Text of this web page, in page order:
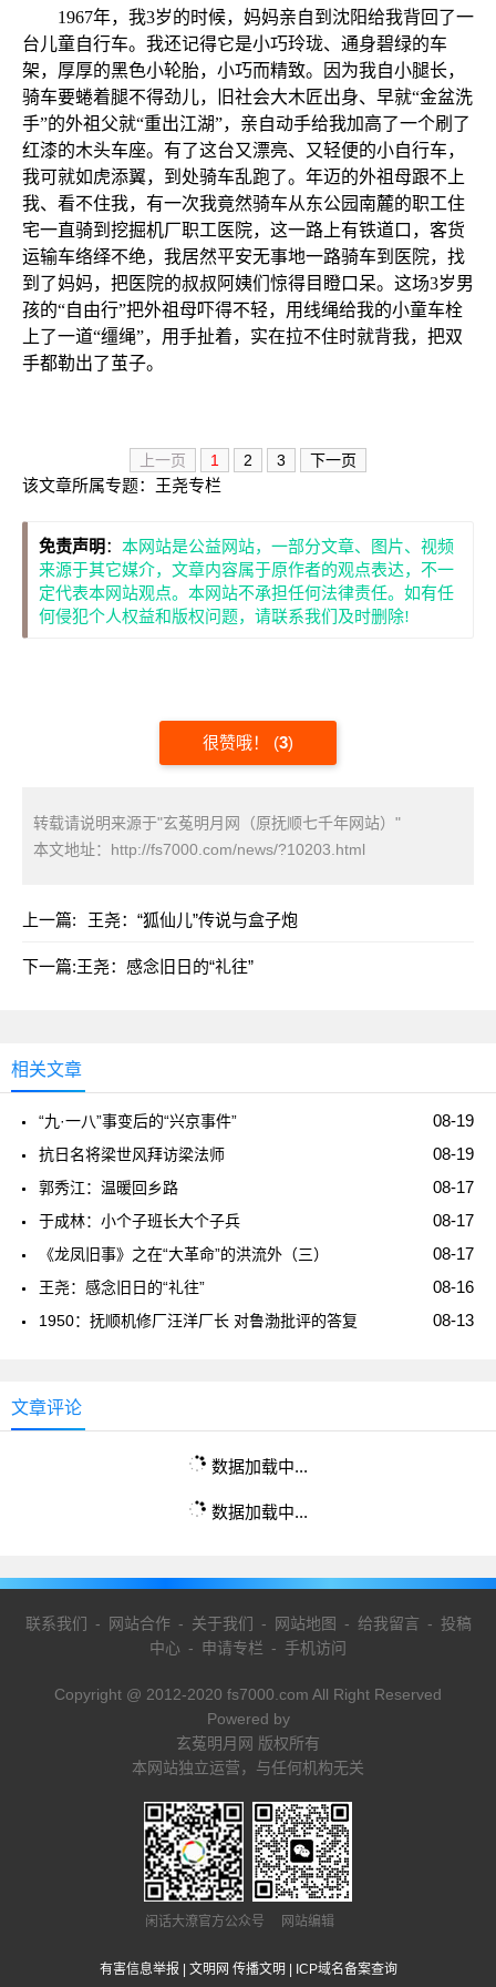
1967年，我3岁的时候，妈妈亲自到沈阳给我背回了一
台儿童自行车。我还记得它是小巧玲珑、通身碧绿的车
架，厚厚的黑色小轮胎，小巧而精致。因为我自小腿长，
骑车要蜷着腿不得劲儿，旧社会大木匠出身、早就“金盆洗
手”的外祖父就“重出江湖”，亲自动手给我加高了一个刷了
红漆的木头车座。有了这台又漂亮、又轻便的小自行车，
我可就如虎添翼，到处骑车乱跑了。年迈的外祖母跟不上
我、看不住我，有一次我竟然骑车从东公园南麓的职工住
宅一直骑到挖掘机厂职工医院，这一路上有铁道口，客货
运输车络绎不绝，我居然平安无事地一路骑车到医院，找
到了妈妈，把医院的叔叔阿姨们惊得目瞪口呆。这场3岁男
孩的“自由行”把外祖母吓得不轻，用线绳给我的小童车栓
上了一道“缰绳”，用手扯着，实在拉不住时就背我，把双
手都勒出了茧子。
上一页 1 2 3 下一页
该文章所属专题： 王尧专栏
免责声明 ： 本网站是公益网站，一部分文章、图片、视频
来源于其它媒介，文章内容属于原作者的观点表达，不一
定代表本网站观点。本网站不承担任何法律责任。如有任
何侵犯个人权益和版权问题，请联系我们及时删除!
很赞哦！ (3)
转载请说明来源于"玄菟明月网（原抚顺七千年网站）"
本文地址： http://fs7000.com/news/?10203.html
上一篇: 王尧：“狐仙儿”传说与盒子炮
下一篇:王尧：感念旧日的“礼往”
相关文章
08-19
“九·一八”事变后的“兴京事件”
08-19
抗日名将梁世风拜访梁法师
08-17
郭秀江：温暖回乡路
08-17
于成林：小个子班长大个子兵
08-17
《龙凤旧事》之在“大革命”的洪流外（三）
08-16
王尧：感念旧日的“礼往”
08-13
1950：抚顺机修厂汪洋厂长 对鲁渤批评的答复
文章评论
数据加载中...
数据加载中...
联系我们 - 网站合作- 关于我们 - 网站地图 - 给我留言 - 投稿
中心 - 申请专栏 - 手机访问
Copyright @ 2012-2020 fs7000.com All Right Reserved
Powered by
玄菟明月网 版权所有
本网站独立运营，与任何机构无关
闲话大潦官方公众号 网站编辑
有害信息举报 | 文明网 传播文明 | ICP域名备案查询